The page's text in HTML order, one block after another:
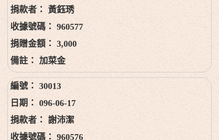
黃鈺琇
960577
3,000
加菜金
30013
096-06-17
謝沛潔
960576